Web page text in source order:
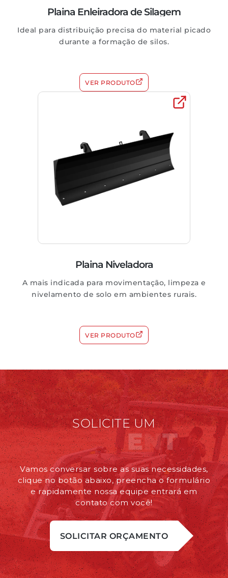
Plaina Enleiradora de Silagem
Ideal para distribuição precisa do material picado
durante a formação de silos.
VER PRODUTO
Plaina Niveladora
A mais indicada para movimentação, limpeza e
nivelamento de solo em ambientes rurais.
VER PRODUTO
SOLICITE UM
ENT
Vamos conversar sobre as suas necessidades,
clique no botão abaixo, preencha o formulário
e rapidamente nossa equipe entrará em
contato com você!
SOLICITAR ORÇAMENTO